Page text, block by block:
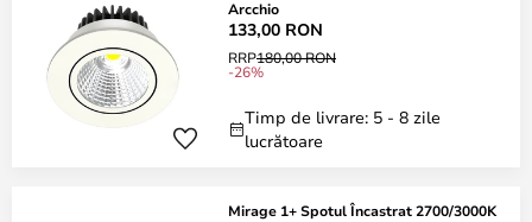
Arcchio
133,00 RON
RRP180,00 RON
-26%
Timp de livrare: 5 - 8 zile
lucrătoare
Mirage 1+ Spotul Încastrat 2700/3000K